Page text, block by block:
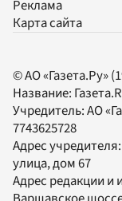
Реклама
Карта сайта
© АО «Газета.Ру»
Название:
Учредитель:АО
7743625728
Адрес
улица, дом 67
Адрес редакции и